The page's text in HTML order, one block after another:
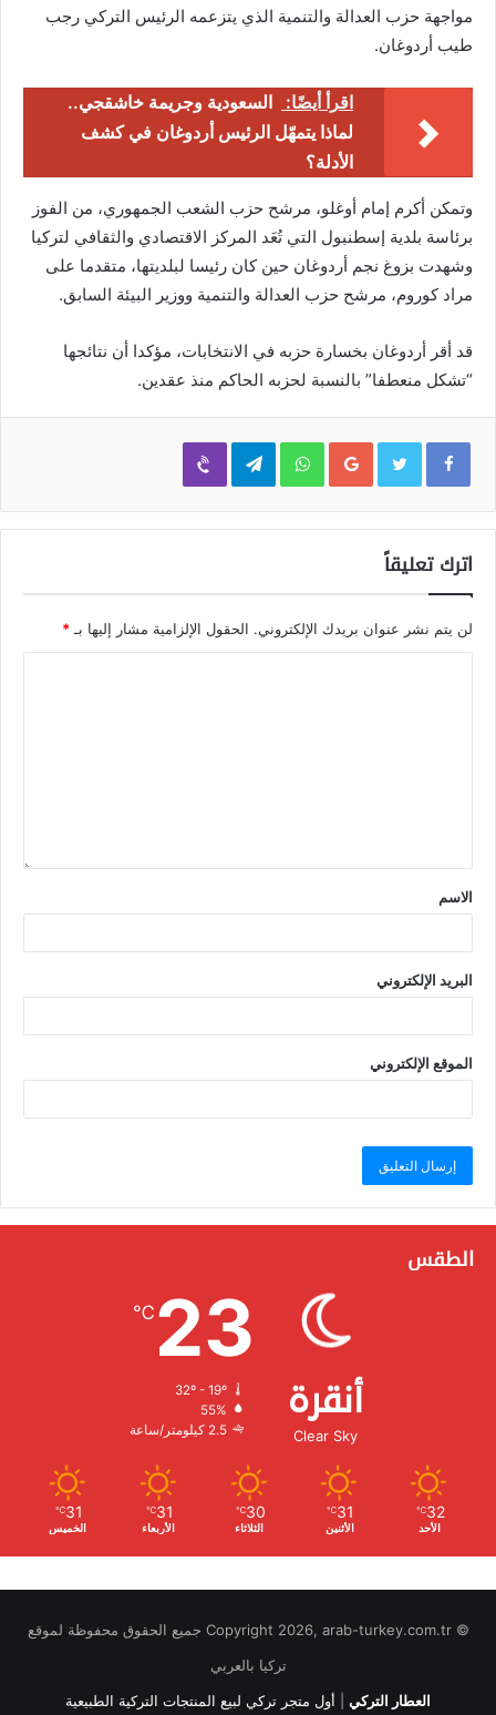
مواجهة حزب العدالة والتنمية الذي يتزعمه الرئيس التركي رجب
طيب أردوغان.
اقرأ أيضًا:
السعودية وجريمة خاشقجي..
لماذا يتمهّل الرئيس أردوغان في كشف
الأدلة؟
وتمكن أكرم إمام أوغلو، مرشح حزب الشعب الجمهوري، من الفوز
برئاسة بلدية إسطنبول التي تُعَد المركز الاقتصادي والثقافي لتركيا
وشهدت بزوغ نجم أردوغان حين كان رئيسا لبلديتها، متقدما على
مراد كوروم، مرشح حزب العدالة والتنمية ووزير البيئة السابق.
قد أقر أردوغان بخسارة حزبه في الانتخابات، مؤكدا أن نتائجها
“تشكل منعطفا” بالنسبة لحزبه الحاكم منذ عقدين.
Google+
WhatsApp
Telegram
Viber
اترك تعليقاً
لن يتم نشر عنوان بريدك الإلكتروني. الحقول الإلزامية مشار إليها بـ *
الاسم
البريد الإلكتروني
الموقع الإلكتروني
الطقس
أنقرة
Clear Sky
23
℃
32º - 19º
الرطوبة:
الرياح:2.5 كيلومتر/ساعة
32
℃
الأحد
31
℃
الأثنين
30
℃
الثلاثاء
31
℃
الأربعاء
31
℃
الخميس
© Copyright 2026, arab-turkey.com.tr جميع الحقوق محفوظة لموقع
تركيا بالعربي
العطار التركي
أول متجر تركي لبيع المنتجات التركية الطبيعية